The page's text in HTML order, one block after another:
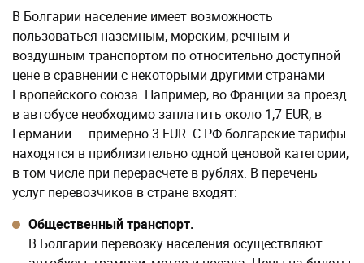
Германии — примерно 3 EUR. С РФ болгарские тарифы
находятся в приблизительно одной ценовой категории,
в том числе при перерасчете в рублях. В перечень
услуг перевозчиков в стране входят:
Общественный транспорт.
В Болгарии перевозку населения осуществляют
автобусы, трамваи, метро и поезда. Цены на билеты
зависят от города и расстояния. Например, одна
поездка в общественном транспорте в Софии
пунктах — в 0,3–0,5 EUR.